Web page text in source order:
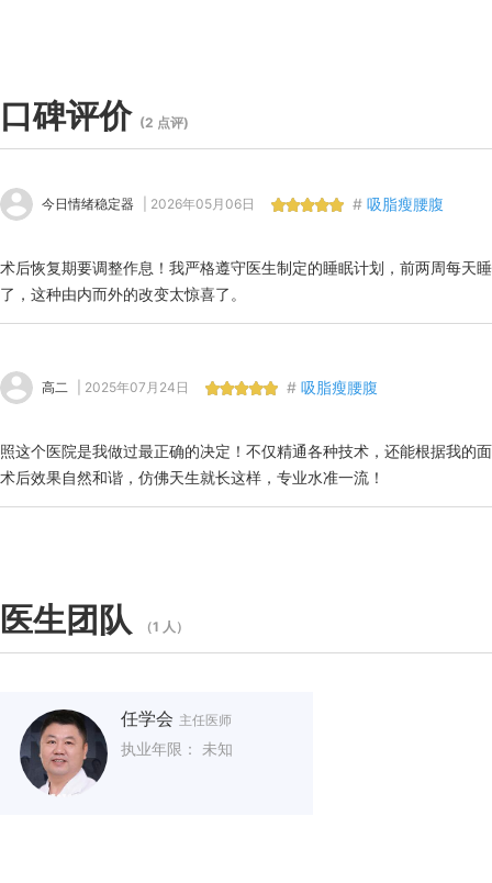
口碑评价 (2 点评)
今日情绪稳定器 | 2026年05月06日 # 吸脂瘦腰腹
术后恢复期要调整作息！我严格遵守医生制定的睡眠计划，前两周每天
了，这种由内而外的改变太惊喜了。
高二 | 2025年07月24日 # 吸脂瘦腰腹
照这个医院是我做过最正确的决定！不仅精通各种技术，还能根据我的
术后效果自然和谐，仿佛天生就长这样，专业水准一流！
医生团队 （1 人）
任学会 主任医师
执业年限： 未知